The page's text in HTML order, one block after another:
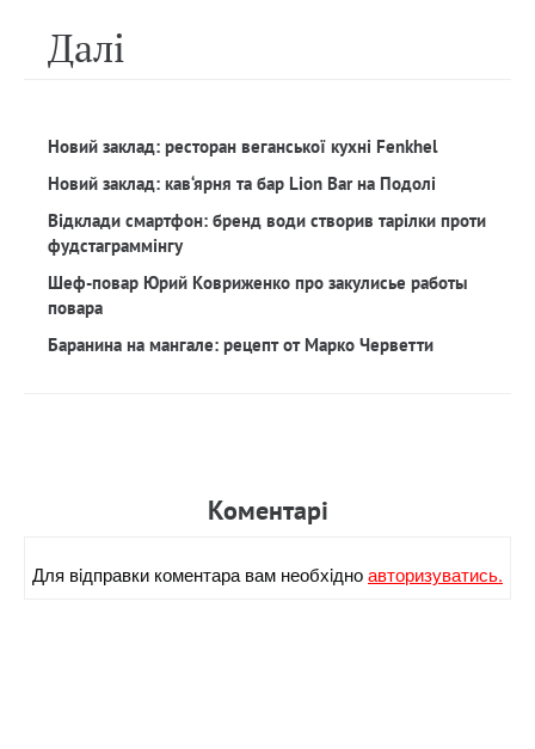
Далi
Новий заклад: ресторан веганської кухні Fenkhel
Новий заклад: кав‘ярня та бар Lion Bar на Подолі
Відклади смартфон: бренд води створив тарілки проти
фудстаграммінгу
Шеф-повар Юрий Ковриженко про закулисье работы
повара
Баранина на мангале: рецепт от Марко Черветти
Коментарi
Для вiдправки коментара вам необхiдноавторизуватись.